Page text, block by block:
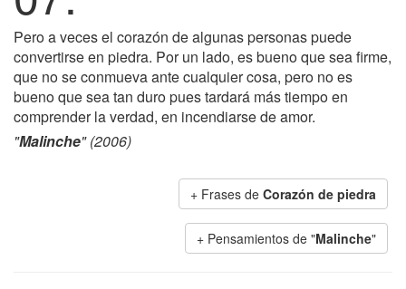
Pero a veces el corazón de algunas personas puede
convertirse en piedra. Por un lado, es bueno que sea firme,
que no se conmueva ante cualquier cosa, pero no es
bueno que sea tan duro pues tardará más tiempo en
comprender la verdad, en incendiarse de amor.
"Malinche" (2006)
+ Frases de Corazón de piedra
+ Pensamientos de "Malinche"